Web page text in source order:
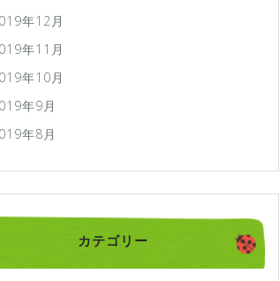
年12月
年11月
年10月
年9月
年8月
カテゴリー